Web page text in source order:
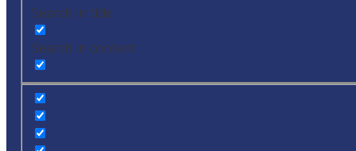
Search in title
Search in content